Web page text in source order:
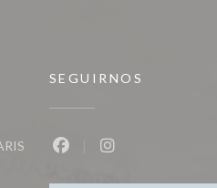
((abre en una nueva ventana))
SEGUIRNOS